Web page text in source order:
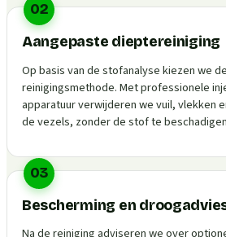
02
Aangepaste dieptereiniging
Op basis van de stofanalyse kiezen we
reinigingsmethode. Met professionele
apparatuur verwijderen we vuil, vlekken
de vezels, zonder de stof te
03
Bescherming en